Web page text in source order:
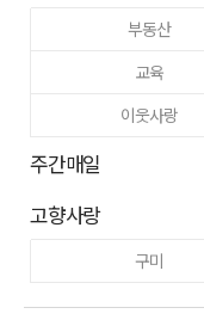
부동산
교육
이웃사랑
주간매일
고향사랑
구미